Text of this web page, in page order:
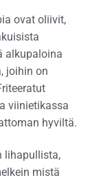
ovat oliivit,
alkupaloina
joihin on
viinietikassa
hyviltä.
lihapullista,
mistä